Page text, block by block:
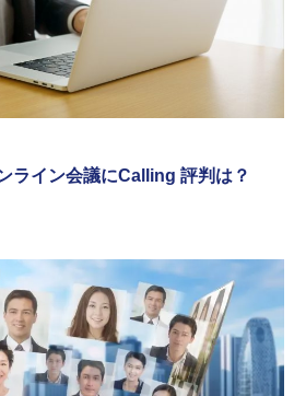
ライン会議にCalling 評判は？